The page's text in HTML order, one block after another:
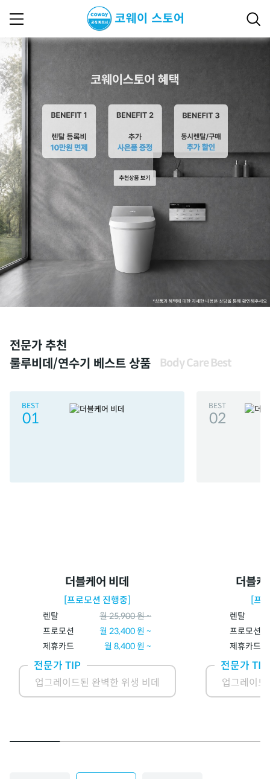
전문가 추천
룰루비데/연수기 베스트 상품
Body Care Best
BEST
01
더블케어 비데
[프로모션 진행중]
렌탈 월25,900원 ~
프로모션
월23,400원 ~
제휴카드
월8,400원 ~
전문가 TIP
업그레이드된 완벽한 위생 비데
BEST
02
더블케
[프
렌탈
프로모션
제휴카드
전문가 TIP
업그레이